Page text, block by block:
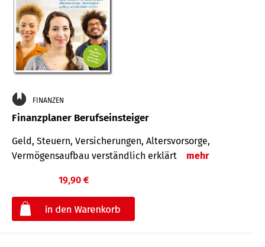
FINANZEN
Finanzplaner Berufseinsteiger
Geld, Steuern, Versicherungen, Altersvorsorge,
Vermögensaufbau verständlich erklärt
mehr
19,90 €